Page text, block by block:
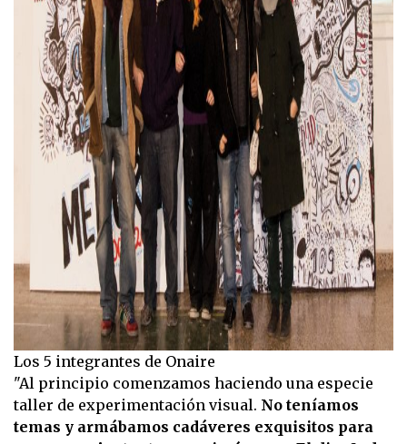
Los 5 integrantes de Onaire
"Al principio comenzamos haciendo una especie
taller de experimentación visual. No teníamos
temas y armábamos cadáveres exquisitos para